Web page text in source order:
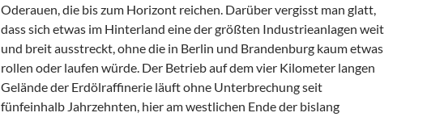
Oderauen, die bis zum Horizont reichen. Darüber vergisst man glatt,
dass sich etwas im Hinterland eine der größten Industrieanlagen weit
und breit ausstreckt, ohne die in Berlin und Brandenburg kaum etwas
rollen oder laufen würde. Der Betrieb auf dem vier Kilometer langen
Gelände der Erdölraffinerie läuft ohne Unterbrechung seit
fünfeinhalb Jahrzehnten, hier am westlichen Ende der bislang